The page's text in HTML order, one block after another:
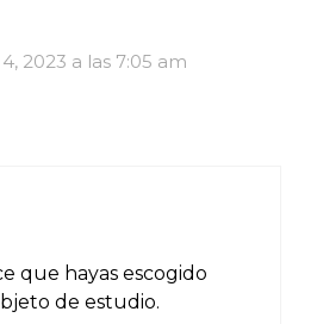
2023 a las 7:05 am
que hayas escogido
de estudio.